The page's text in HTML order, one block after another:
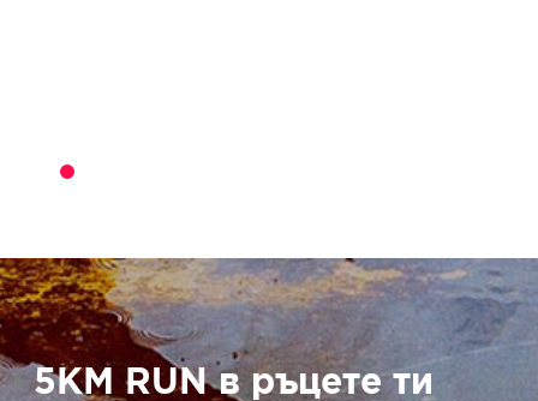
5KM
RUN
в
ръцете
ти 5KM RUN в ръцете ти